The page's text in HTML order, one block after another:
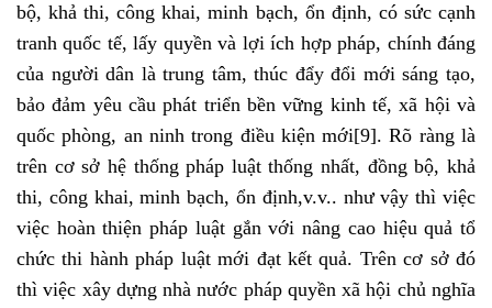
bộ, khả thi, công khai, minh bạch, ổn định, có sức cạnh
tranh quốc tế, lấy quyền và lợi ích hợp pháp, chính đáng
của người dân là trung tâm, thúc đẩy đổi mới sáng tạo,
bảo đảm yêu cầu phát triển bền vững kinh tế, xã hội và
quốc phòng, an ninh trong điều kiện mới[9]. Rõ ràng là
trên cơ sở hệ thống pháp luật thống nhất, đồng bộ, khả
thi, công khai, minh bạch, ổn định,v.v.. như vậy thì việc
việc hoàn thiện pháp luật gắn với nâng cao hiệu quả tổ
chức thi hành pháp luật mới đạt kết quả. Trên cơ sở đó
thì việc xây dựng nhà nước pháp quyền xã hội chủ nghĩa